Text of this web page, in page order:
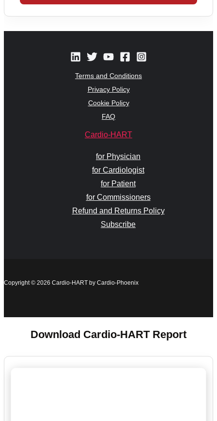
Terms and Conditions
Privacy Policy
Cookie Policy
FAQ
Cardio-HART
for Physician
for Cardiologist
for Patient
for Commissioners
Refund and Returns Policy
Subscribe
Copyright © 2026 Cardio-HART by Cardio-Phoenix
Download Cardio-HART Report